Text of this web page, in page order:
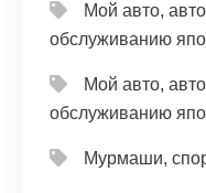
Мой авто,
обслуживанию
Мой авто,
обслуживанию
Мурмаши,